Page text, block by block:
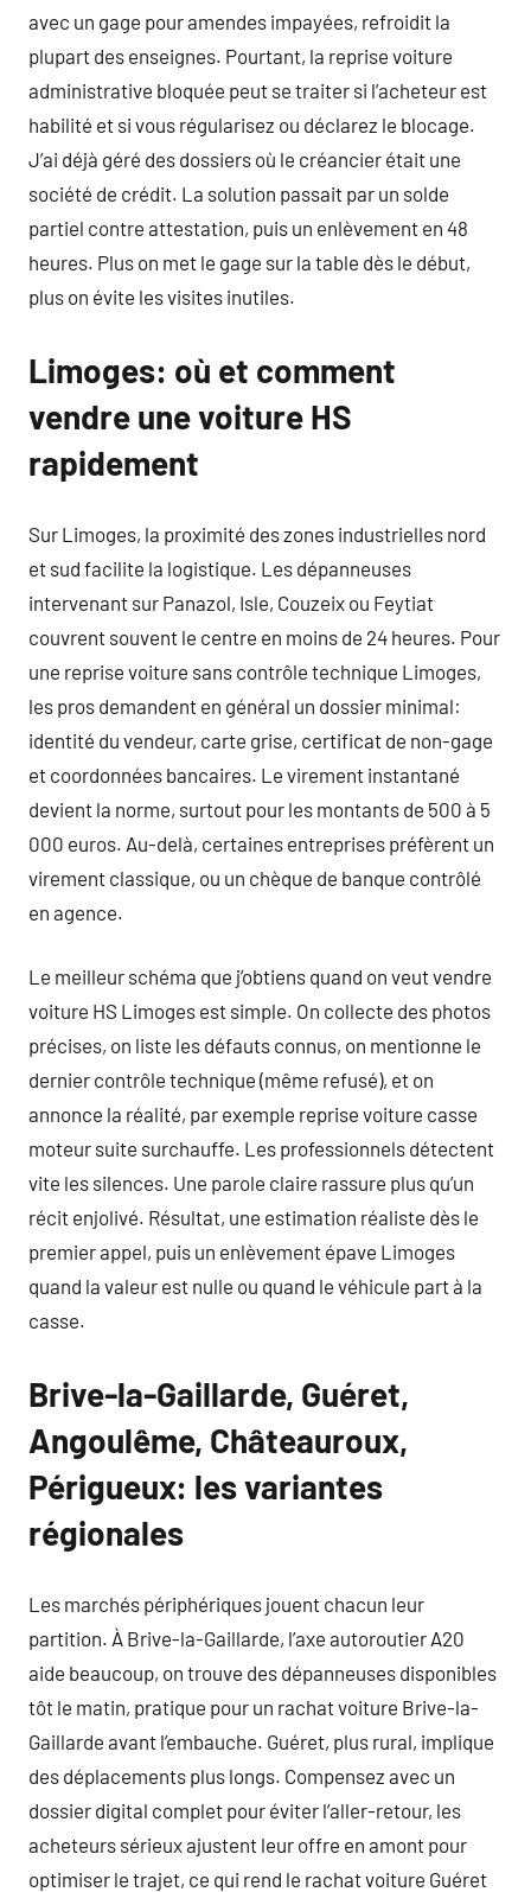
avec un gage pour amendes impayées, refroidit la
plupart des enseignes. Pourtant, la reprise voiture
administrative bloquée peut se traiter si l’acheteur est
habilité et si vous régularisez ou déclarez le blocage.
J’ai déjà géré des dossiers où le créancier était une
société de crédit. La solution passait par un solde
partiel contre attestation, puis un enlèvement en 48
heures. Plus on met le gage sur la table dès le début,
plus on évite les visites inutiles.
Limoges: où et comment
vendre une voiture HS
rapidement
Sur Limoges, la proximité des zones industrielles nord
et sud facilite la logistique. Les dépanneuses
intervenant sur Panazol, Isle, Couzeix ou Feytiat
couvrent souvent le centre en moins de 24 heures. Pour
une reprise voiture sans contrôle technique Limoges,
les pros demandent en général un dossier minimal:
identité du vendeur, carte grise, certificat de non-gage
et coordonnées bancaires. Le virement instantané
devient la norme, surtout pour les montants de 500 à 5
000 euros. Au-delà, certaines entreprises préfèrent un
virement classique, ou un chèque de banque contrôlé
en agence.
Le meilleur schéma que j’obtiens quand on veut vendre
voiture HS Limoges est simple. On collecte des photos
précises, on liste les défauts connus, on mentionne le
dernier contrôle technique (même refusé), et on
annonce la réalité, par exemple reprise voiture casse
moteur suite surchauffe. Les professionnels détectent
vite les silences. Une parole claire rassure plus qu’un
récit enjolivé. Résultat, une estimation réaliste dès le
premier appel, puis un enlèvement épave Limoges
quand la valeur est nulle ou quand le véhicule part à la
casse.
Brive-la-Gaillarde, Guéret,
Angoulême, Châteauroux,
Périgueux: les variantes
régionales
Les marchés périphériques jouent chacun leur
partition. À Brive-la-Gaillarde, l’axe autoroutier A20
aide beaucoup, on trouve des dépanneuses disponibles
tôt le matin, pratique pour un rachat voiture Brive-la-
Gaillarde avant l’embauche. Guéret, plus rural, implique
des déplacements plus longs. Compensez avec un
dossier digital complet pour éviter l’aller-retour, les
acheteurs sérieux ajustent leur offre en amont pour
optimiser le trajet, ce qui rend le rachat voiture Guéret